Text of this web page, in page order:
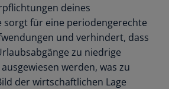
deines
sorgt für eine periodengerechte
und verhindert, dass
zu niedrige
werden, was zu
der wirtschaftlichen Lage